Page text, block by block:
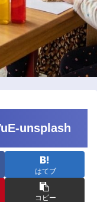
unsplash
はてブ
コピー